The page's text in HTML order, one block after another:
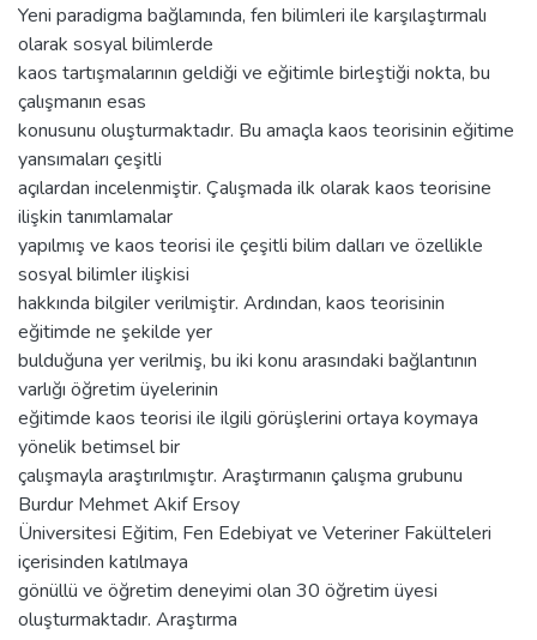
Yeni paradigma bağlamında, fen bilimleri ile karşılaştırmalı
olarak sosyal bilimlerde
kaos tartışmalarının geldiği ve eğitimle birleştiği nokta, bu
çalışmanın esas
konusunu oluşturmaktadır. Bu amaçla kaos teorisinin eğitime
yansımaları çeşitli
açılardan incelenmiştir. Çalışmada ilk olarak kaos teorisine
ilişkin tanımlamalar
yapılmış ve kaos teorisi ile çeşitli bilim dalları ve özellikle
sosyal bilimler ilişkisi
hakkında bilgiler verilmiştir. Ardından, kaos teorisinin
eğitimde ne şekilde yer
bulduğuna yer verilmiş, bu iki konu arasındaki bağlantının
varlığı öğretim üyelerinin
eğitimde kaos teorisi ile ilgili görüşlerini ortaya koymaya
yönelik betimsel bir
çalışmayla araştırılmıştır. Araştırmanın çalışma grubunu
Burdur Mehmet Akif Ersoy
Üniversitesi Eğitim, Fen Edebiyat ve Veteriner Fakülteleri
içerisinden katılmaya
gönüllü ve öğretim deneyimi olan 30 öğretim üyesi
oluşturmaktadır. Araştırma